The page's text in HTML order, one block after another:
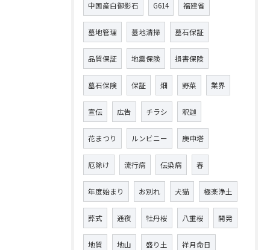
中国産白御影石 G614 福建省
墓地管理 墓地清掃 墓石保証
品質保証 地震保険 損害保険
墓石保険 保証 畑 野菜 業界
宣伝 広告 チラシ 釈迦
花まつり ルンビニー 庚申塔
厄除け 流行病 伝染病 春
年度始まり お別れ 犬猫 極楽浄土
葬式 通夜 牡丹桜 八重桜 開発
地質 地山 盛り土 祥月命日